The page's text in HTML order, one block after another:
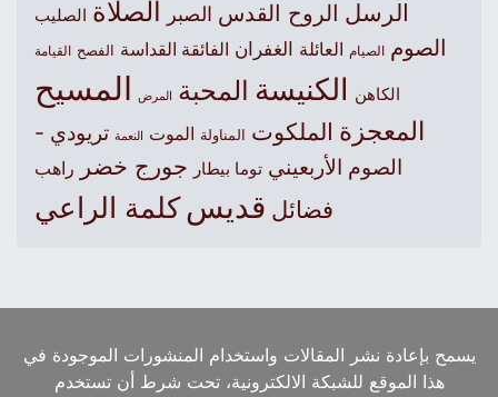
الرسل الروح القدس الصبر الصلاة الصليب
الصوم الصيام العائلة الغفران الفائقة القداسة الفصح القيامة
الكاهن الكنيسةالمحبة المرض المسيح
المعجزة الملكوت المناولة الموت النعمة تريودي -
الصوم الأربعيني توما بيطار جورج خضر راهب
فضائل قديس كلمة الراعي
يسمح بإعادة نشر المقالات واستخدام المنشورات الموجودة في
هذا الموقع للشبكة الالكترونية، تحت شرط أن تستخدم